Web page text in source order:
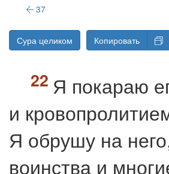
37
Сура целиком Копировать
Я покараю
и
Я обрушу на
воинства и